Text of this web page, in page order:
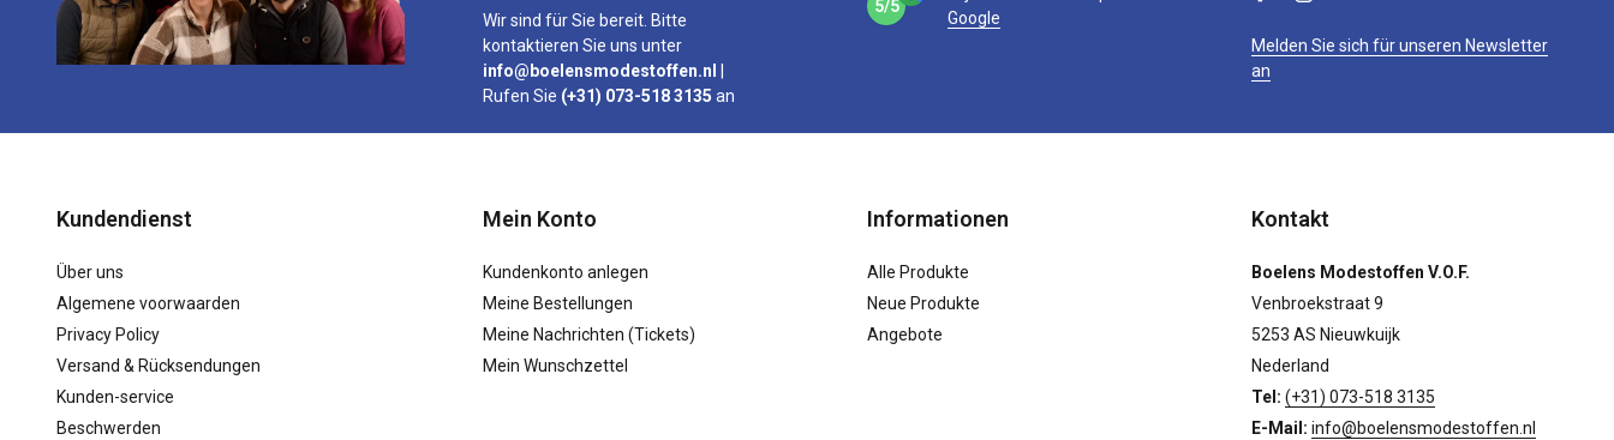
Wir sind für Sie bereit. Bitte
kontaktieren Sie uns unter
info@boelensmodestoffen.nl
Rufen Sie (+31) 073-518 3135 an
5/5
Google
Melden Sie sich für unseren Newsletter
an
Kundendienst
Über uns
Algemene voorwaarden
Privacy Policy
Versand & Rücksendungen
Kunden-service
Beschwerden
Mein Konto
Kundenkonto anlegen
Meine Bestellungen
Meine Nachrichten (Tickets)
Mein Wunschzettel
Informationen
Alle Produkte
Neue Produkte
Angebote
Kontakt
Boelens Modestoffen V.O.F.
Venbroekstraat 9
5253 AS Nieuwkuijk
Nederland
Tel: (+31) 073-518 3135
E-Mail: info@boelensmodestoffen.nl